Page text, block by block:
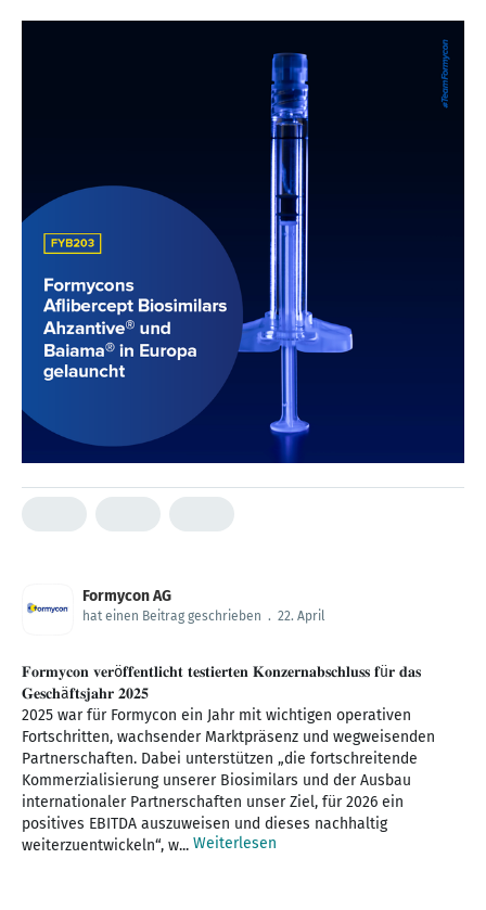
Formycon AG
hat einen Beitrag geschrieben . 22. April
𝐅𝐨𝐫𝐦𝐲𝐜𝐨𝐧 𝐯𝐞𝐫ö𝐟𝐟𝐞𝐧𝐭𝐥𝐢𝐜𝐡𝐭 𝐭𝐞𝐬𝐭𝐢𝐞𝐫𝐭𝐞𝐧 𝐊𝐨𝐧𝐳𝐞𝐫𝐧𝐚𝐛𝐬𝐜𝐡𝐥𝐮𝐬𝐬 𝐟ü𝐫 𝐝𝐚𝐬
𝐆𝐞𝐬𝐜𝐡ä𝐟𝐭𝐬𝐣𝐚𝐡𝐫 𝟐𝟎𝟐𝟓
2025 war für Formycon ein Jahr mit wichtigen operativen
Fortschritten, wachsender Marktpräsenz und wegweisenden
Partnerschaften. Dabei unterstützen „die fortschreitende
Kommerzialisierung unserer Biosimilars und der Ausbau
internationaler Partnerschaften unser Ziel, für 2026 ein
positives EBITDA auszuweisen und dieses nachhaltig
weiterzuentwickeln“, w... Weiterlesen